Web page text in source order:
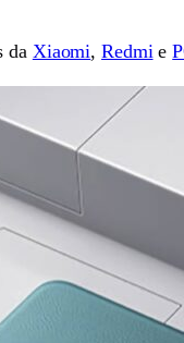
da Xiaomi,Redmi e